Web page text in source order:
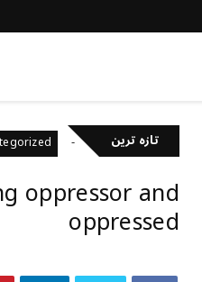
تازہ ترین
رکھتے ہیں؟
oppressor and
oppressed